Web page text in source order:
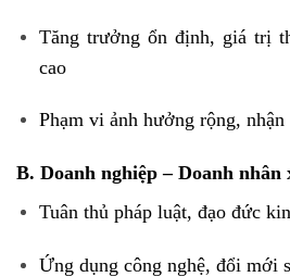
Tăng trưởng ổn định, giá trị
cao
Phạm vi ảnh hưởng rộng,
B. Doanh nghiệp – Doanh nhân
Tuân thủ pháp luật, đạo đức
Ứng dụng công nghệ, đổi mới